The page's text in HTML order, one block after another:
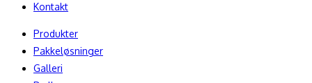
Kontakt
Produkter
Pakkeløsninger
Galleri